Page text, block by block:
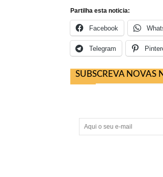
Partilha esta noticia:
Facebook
Telegram
SUBSCREVA NOVAS
Aqui
o